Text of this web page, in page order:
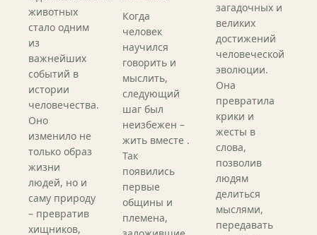
животных
стало одним
из
важнейших
событий в
истории
человечества.
Оно
изменило не
только образ
жизни
людей, но и
саму природу
– превратив
хищников,
Когда
человек
научился
говорить и
мыслить,
следующий
шаг был
неизбежен –
жить вместе .
Так
появились
первые
общины и
племена,
загадочных и
великих
достижений
человеческой
эволюции.
Она
превратила
крики и
жесты в
слова,
позволив
людям
делиться
мыслями,
передавать